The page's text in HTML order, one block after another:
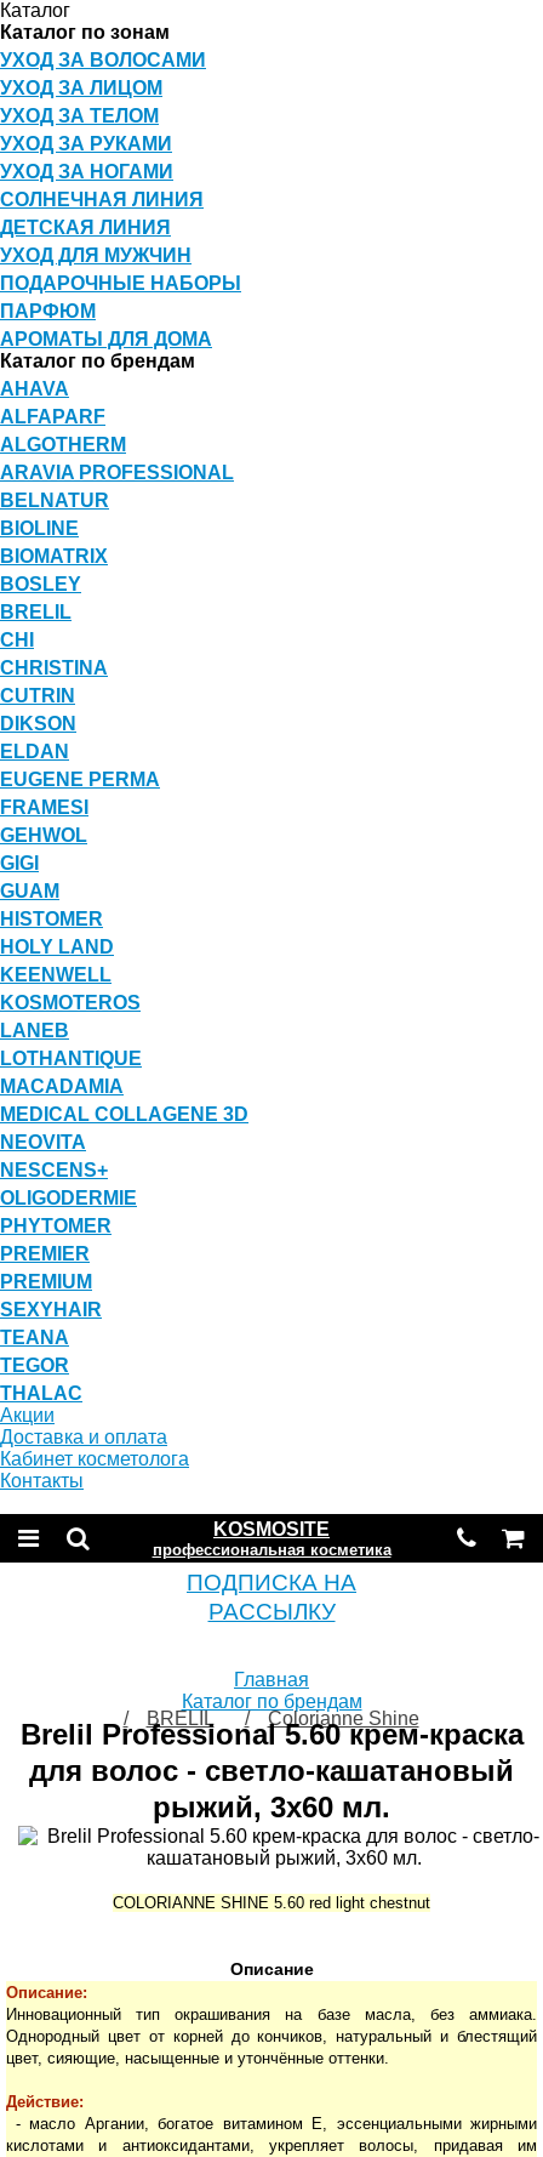
Каталог
Каталог по зонам
УХОД ЗА ВОЛОСАМИ
УХОД ЗА ЛИЦОМ
УХОД ЗА ТЕЛОМ
УХОД ЗА РУКАМИ
УХОД ЗА НОГАМИ
СОЛНЕЧНАЯ ЛИНИЯ
ДЕТСКАЯ ЛИНИЯ
УХОД ДЛЯ МУЖЧИН
ПОДАРОЧНЫЕ НАБОРЫ
ПАРФЮМ
АРОМАТЫ ДЛЯ ДОМА
Каталог по брендам
AHAVA
ALFAPARF
ALGOTHERM
ARAVIA PROFESSIONAL
BELNATUR
BIOLINE
BIOMATRIX
BOSLEY
BRELIL
CHI
CHRISTINA
CUTRIN
DIKSON
ELDAN
EUGENE PERMA
FRAMESI
GEHWOL
GIGI
GUAM
HISTOMER
HOLY LAND
KEENWELL
KOSMOTEROS
LANEB
LOTHANTIQUE
MACADAMIA
MEDICAL COLLAGENE 3D
NEOVITA
NESCENS+
OLIGODERMIE
PHYTOMER
PREMIER
PREMIUM
SEXYHAIR
TEANA
TEGOR
THALAC
Акции
Доставка и оплата
Кабинет косметолога
Контакты
KOSMOSITE
профессиональная косметика
ПОДПИСКА НА
РАССЫЛКУ
Главная
Каталог по брендам
BRELIL
Colorianne Shine
Brelil Professional 5.60 крем-краска
для волос - светло-кашатановый
рыжий, 3х60 мл.
COLORIANNE SHINE 5.60 red light chestnut
Описание
Описание:
Инновационный тип окрашивания на базе масла, без аммиака.
Однородный цвет от корней до кончиков, натуральный и блестящий
цвет, сияющие, насыщенные и утончённые оттенки.
Действие:
- масло Аргании, богатое витамином Е, эссенциальными жирными
кислотами и антиоксидантами, укрепляет волосы, придавая им